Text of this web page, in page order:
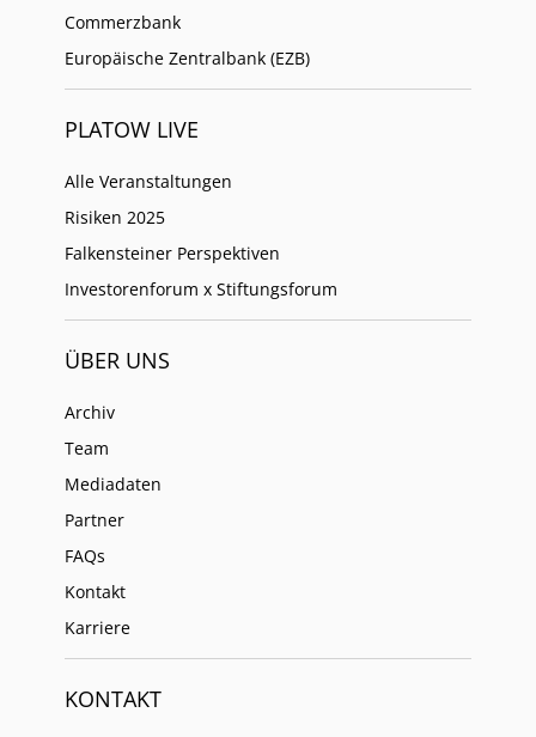
Commerzbank
Europäische Zentralbank (EZB)
PLATOW LIVE
Alle Veranstaltungen
Risiken 2025
Falkensteiner Perspektiven
Investorenforum x Stiftungsforum
ÜBER UNS
Archiv
Team
Mediadaten
Partner
FAQs
Kontakt
Karriere
KONTAKT